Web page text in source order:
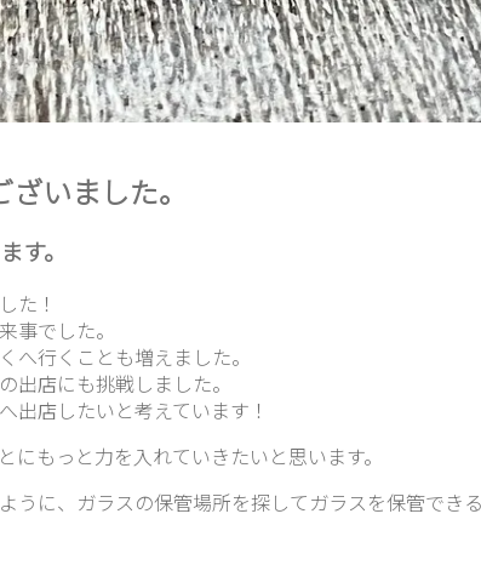
いました。
す。
た！
事でした。
へ行くことも増えました。
店にも挑戦しました。
出店したいと考えています！
にもっと力を入れていきたいと思います。
うに、ガラスの保管場所を探してガラスを保管でき